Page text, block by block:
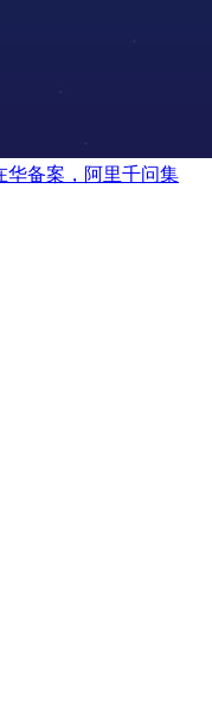
华备案，阿里千问集